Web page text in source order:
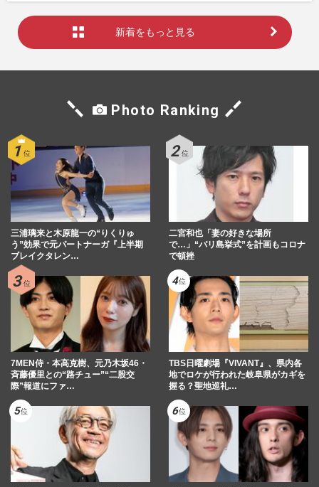
新着をもっと見る
Photo Ranking
三浦璃来と木原龍一の“りくりゅ
う”効果で元パートナーガ『上半期
ブレイクタレン…
二宮和也「妻の好きな場所
で…」“バリ島挙式”を計画もコロナ
で頓挫
7MEN侍・本高克樹、元乃木坂46・
斉藤優里との“路チュー”“二股交
際”報道にファ…
TBS日曜劇場『VIVANT』、県内各
地でロケが行われた岐阜県がカギを
握る？聖地巡礼…